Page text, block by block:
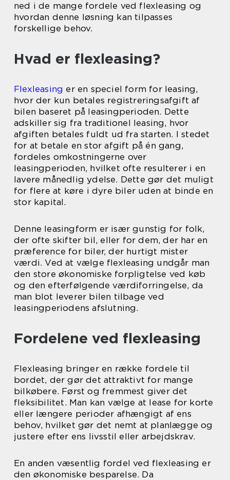
ned i de mange fordele ved flexleasing og
hvordan denne løsning kan tilpasses
forskellige behov.
Hvad er flexleasing?
Flexleasing er en speciel form for leasing,
hvor der kun betales registreringsafgift af
bilen baseret på leasingperioden. Dette
adskiller sig fra traditionel leasing, hvor
afgiften betales fuldt ud fra starten. I stedet
for at betale en stor afgift på én gang,
fordeles omkostningerne over
leasingperioden, hvilket ofte resulterer i en
lavere månedlig ydelse. Dette gør det muligt
for flere at køre i dyre biler uden at binde en
stor kapital.
Denne leasingform er især gunstig for folk,
der ofte skifter bil, eller for dem, der har en
præference for biler, der hurtigt mister
værdi. Ved at vælge flexleasing undgår man
den store økonomiske forpligtelse ved køb
og den efterfølgende værdiforringelse, da
man blot leverer bilen tilbage ved
leasingperiodens afslutning.
Fordelene ved flexleasing
Flexleasing bringer en række fordele til
bordet, der gør det attraktivt for mange
bilkøbere. Først og fremmest giver det
fleksibilitet. Man kan vælge at lease for korte
eller længere perioder afhængigt af ens
behov, hvilket gør det nemt at planlægge og
justere efter ens livsstil eller arbejdskrav.
En anden væsentlig fordel ved flexleasing er
den økonomiske besparelse. Da